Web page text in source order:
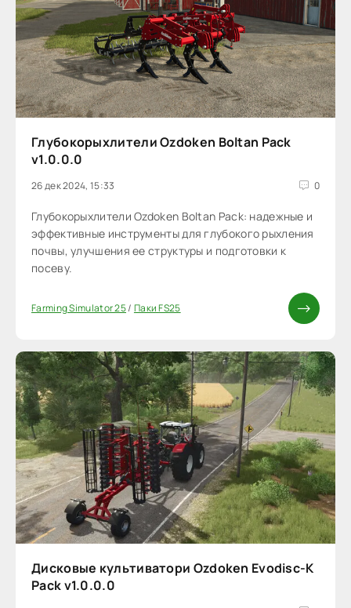
Глубокорыхлители Ozdoken Boltan Pack
v1.0.0.0
26 дек 2024, 15:33 0
Глубокорыхлители Ozdoken Boltan Pack: надежные и
эффективные инструменты для глубокого рыхления
почвы, улучшения ее структуры и подготовки к
посеву.
Farming Simulator 25/ Паки FS25
Дисковые культиватори Ozdoken Evodisc-K
Pack v1.0.0.0